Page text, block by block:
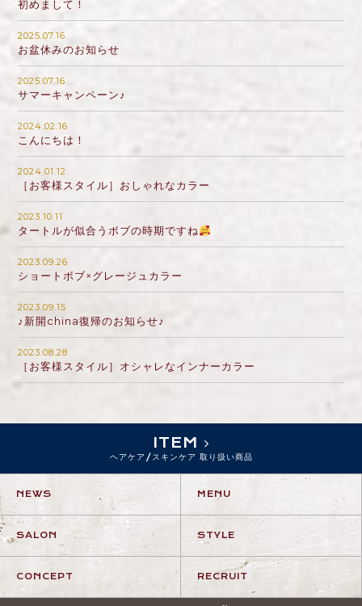
初めまして！
2025.07.16
お盆休みのお知らせ
2025.07.16
サマーキャンペーン♪
2024.02.16
こんにちは！
2024.01.12
［お客様スタイル］おしゃれなカラー
2023.10.11
タートルが似合うボブの時期ですね
2023.09.26
ショートボブ×グレージュカラー
2023.09.15
♪新開china復帰のお知らせ♪
2023.08.28
［お客様スタイル］オシャレなインナーカラー
ITEM
ヘアケア/スキンケア 取り扱い商品
NEWS MENU
SALON STYLE
CONCEPT RECRUIT